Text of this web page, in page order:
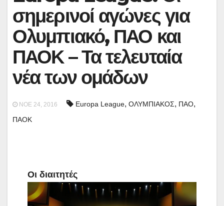
σημερινοί αγώνες για
Ολυμπιακό, ΠΑΟ και
ΠΑΟΚ – Τα τελευταία
νέα των ομάδων
ΝΟΈ 24, 2016 Europa League, ΟΛΥΜΠΙΑΚΟΣ, ΠΑΟ,
ΠΑΟΚ
Οι διαιτητές